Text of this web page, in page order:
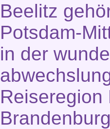
Beelitz
Potsdam-
in der
Reiseregion